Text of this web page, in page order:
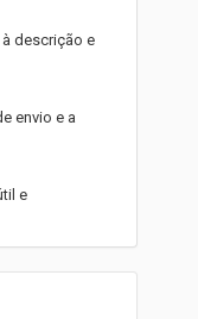
descrição e
envio e a
e